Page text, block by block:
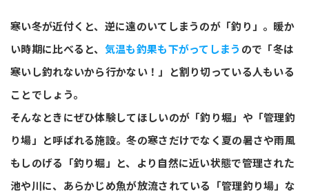
寒い冬が近付くと、逆に遠のいてしまうのが「釣り」。暖か
い時期に比べると、 気温も釣果も下がってしまう ので「冬は
寒いし釣れないから行かない！」と割り切っている人もいる
ことでしょう。
そんなときにぜひ体験してほしいのが「釣り堀」や「管理釣
り場」と呼ばれる施設。冬の寒さだけでなく夏の暑さや雨風
もしのげる「釣り堀」と、より自然に近い状態で管理された
池や川に、あらかじめ魚が放流されている「管理釣り場」な